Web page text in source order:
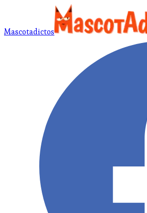
Mascotadictos